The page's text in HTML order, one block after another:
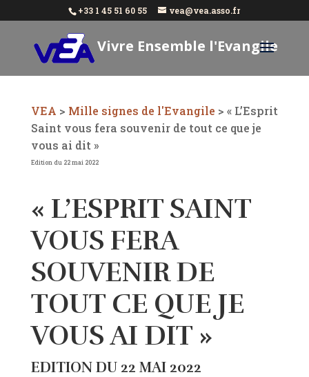
+33 1 45 51 60 55 vea@vea.asso.fr
Vivre Ensemble l'Evangile
VEA > Mille signes de l'Evangile > « L’Esprit
Saint vous fera souvenir de tout ce que je
vous ai dit »
Edition du 22 mai 2022
« L’ESPRIT SAINT
VOUS FERA
SOUVENIR DE
TOUT CE QUE JE
VOUS AI DIT »
EDITION DU 22 MAI 2022